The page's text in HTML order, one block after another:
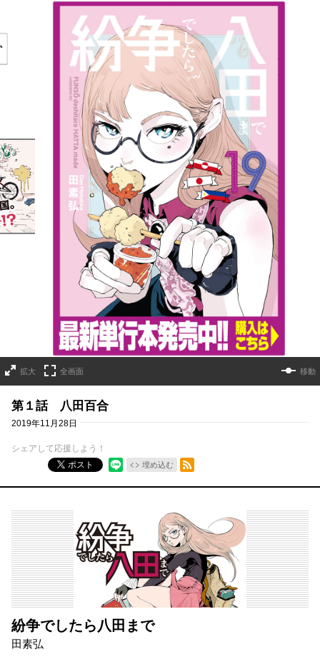
詳細ページへのリンク
拡大 全画面 移動
第１話 八田百合
2019年11月28日
シェアして応援しよう！
ポスト
埋め込む
RSSフィード
紛争でしたら八田まで
田素弘